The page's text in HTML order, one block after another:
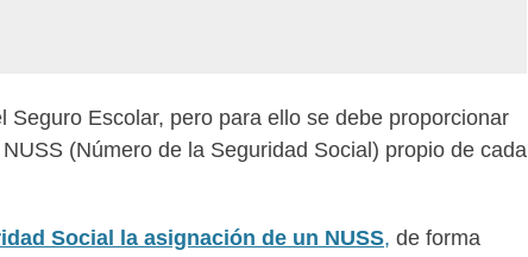
Escolar, pero para ello se debe proporcionar
(Número de la Seguridad Social) propio de cada
Social la asignación de un NUSS, de forma